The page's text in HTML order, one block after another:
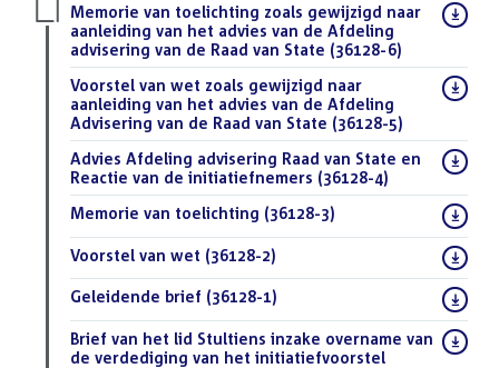
Download
bestand:
Memorie van toelichting zoals gewijzigd naar
aanleiding van het advies van de Afdeling
advisering van de Raad van State (36128-6)
Download
bestand:
Voorstel van wet zoals gewijzigd naar
aanleiding van het advies van de Afdeling
Advisering van de Raad van State (36128-5)
Download
bestand:
Advies Afdeling advisering Raad van State en
Reactie van de initiatiefnemers (36128-4)
Download
Memorie van toelichting (36128-3)
Download
bestand:
Voorstel van wet (36128-2)
Download
bestand:
Geleidende brief (36128-1)
Download
bestand:
Brief van het lid Stultiens inzake overname van
de verdediging van het initiatiefvoorstel